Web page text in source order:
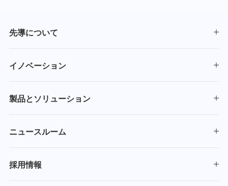
先導について
イノベーション
製品とソリューション
ニュースルーム
採用情報